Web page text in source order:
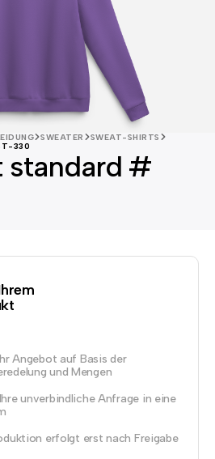
SWEATER
SWEAT-SHIRTS
330
standard #
Angebot auf Basis der
und Mengen
unverbindliche Anfrage in eine
erfolgt erst nach Freigabe